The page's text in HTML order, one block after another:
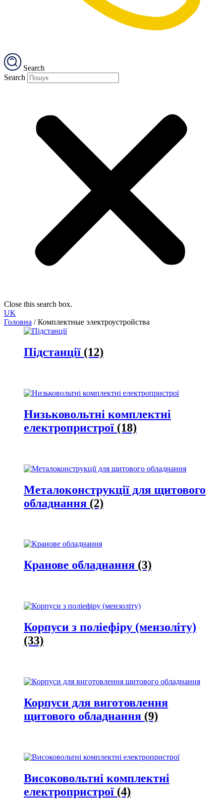
Search
Search
Close this search box.
UK
Головна / Комплектные электроустройства
Підстанції (12)
Низьковольтні комплектні
електропристрої (18)
Металоконструкції для щитового
обладнання (2)
Кранове обладнання (3)
Корпуси з поліефіру (мензоліту)
(33)
Корпуси для виготовлення
щитового обладнання (9)
Високовольтні комплектні
електропристрої (4)